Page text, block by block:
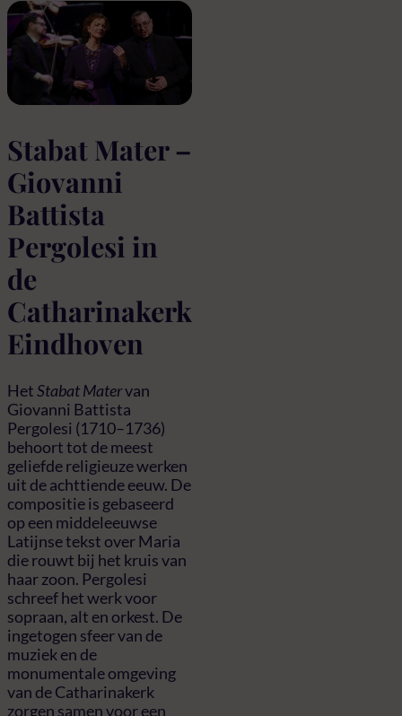
Stabat Mater –
Giovanni
Battista
Pergolesi in
de
Catharinakerk
Eindhoven
HetStabat Matervan
Giovanni Battista
Pergolesi (1710–1736)
behoort tot de meest
geliefde religieuze werken
uit de achttiende eeuw. De
compositie is gebaseerd
op een middeleeuwse
Latijnse tekst over Maria
die rouwt bij het kruis van
haar zoon. Pergolesi
schreef het werk voor
sopraan, alt en orkest. De
ingetogen sfeer van de
muziek en de
monumentale omgeving
van de Catharinakerk
zorgen samen voor een